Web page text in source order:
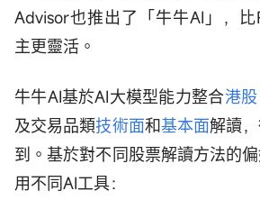
Advisor也推出了「牛牛AI」，比
主更靈活。
牛牛AI基於AI大模型能力整合港股
及交易品類技術面和基本面解讀
到。基於對不同股票解讀方法的
用不同AI工具：